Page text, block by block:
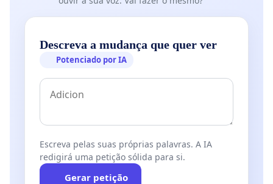
Descreva a mudança que quer ver
Potenciado por IA
Escreva pelas suas próprias palavras. A IA
redigirá uma petição sólida para si.
Gerar petição